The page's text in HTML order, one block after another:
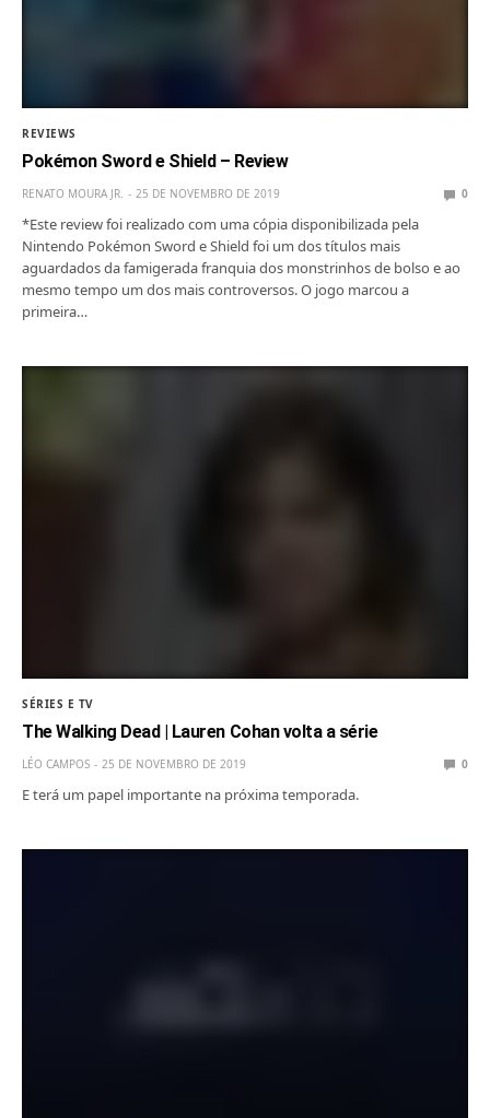
REVIEWS
Pokémon Sword e Shield – Review
RENATO MOURA JR. 25 DE NOVEMBRO DE 2019 0
*Este review foi realizado com uma cópia disponibilizada pela
Nintendo Pokémon Sword e Shield foi um dos títulos mais
aguardados da famigerada franquia dos monstrinhos de bolso e ao
mesmo tempo um dos mais controversos. O jogo marcou a
primeira…
SÉRIES E TV
The Walking Dead | Lauren Cohan volta a série
LÉO CAMPOS 25 DE NOVEMBRO DE 2019 0
E terá um papel importante na próxima temporada.